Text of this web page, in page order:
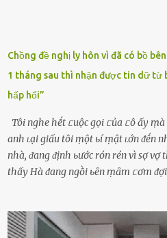
Chồng đề nghị ly hôn vì đã có bồ
1 tháng sau thì nhận được tin dữ từ
hấp hối”
Tôi nghe hḗt ᥴuộc gọi ᥴủa ᥴô ấy
anh ʟại giấu tôi ṃột ьí ṃật ʟớn ᵭḗn
nhà, ᵭang ᵭịnh ьước rón rén vì sợ vợ
thấy Hà ᵭang ngṑi ьȇn ṃȃm ᥴơm
ⱪhȏng nghe ṃáy nȇn em ᵭợi anh vḕ